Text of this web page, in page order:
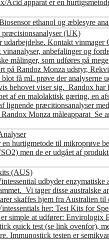
Acid apparat er en
ethanol og æblesyre
præcisionsanalyser (UK)
udarbejdelse. Kontakt
anbefalinger og
målinger, som udføres på
på Randoz Monza udstyr,
få mL prøve der analyserne
behovet viser sig. Randox
af en malolaktisk gæring, en
lignende præcitionsanalyser
Monza måleapparat
hurtigmetode til mikroprøve
men de er udgået af
(AUS)
udbyder
Vi tager disse australske
skaffes hjem fra Australien
her: Test Kits for
simple at udfører: Envirologix
quick test (se link ovenfor),
Immunostick testen er